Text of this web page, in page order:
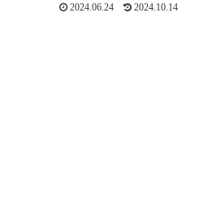
2024.06.24 2024.10.14